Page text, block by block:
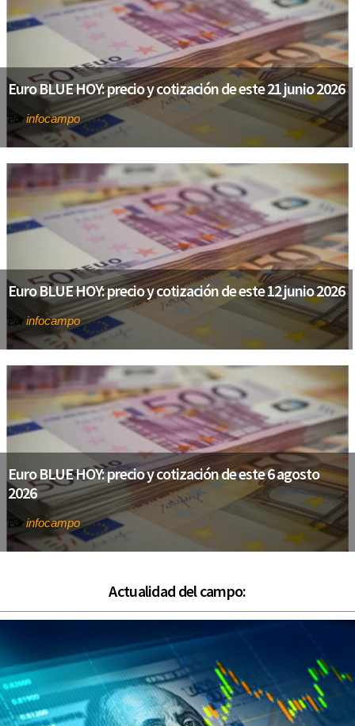
Euro BLUE HOY: precio y cotización de este 21 junio 2026
Por infocampo
Euro BLUE HOY: precio y cotización de este 12 junio 2026
Por infocampo
Euro BLUE HOY: precio y cotización de este 6 agosto
2026
Por infocampo
Actualidad del campo: